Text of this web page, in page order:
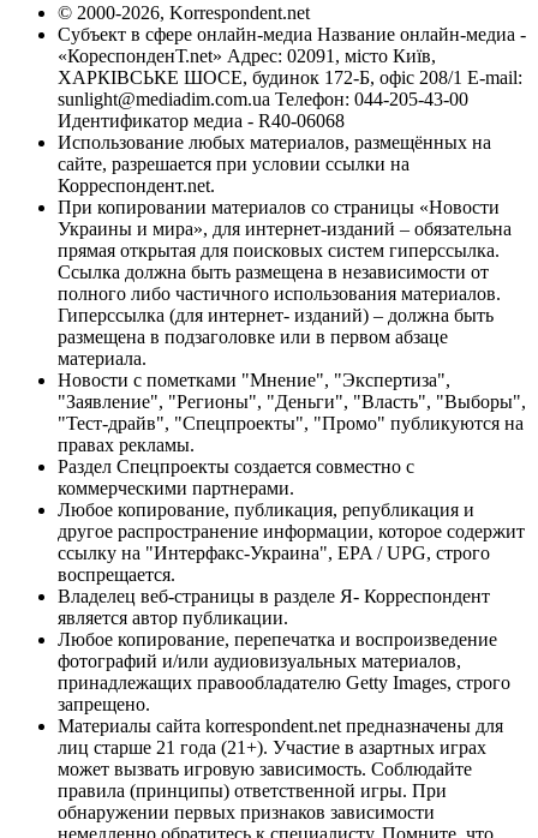
© 2000-2026, Korrespondent.net
Субъект в сфере онлайн-медиа Название онлайн-медиа -
«КореспонденТ.net» Адрес: 02091, місто Київ,
ХАРКІВСЬКЕ ШОСЕ, будинок 172-Б, офіс 208/1 E-mail:
sunlight@mediadim.com.ua Телефон: 044-205-43-00
Идентификатор медиа - R40-06068
Использование любых материалов, размещённых на
сайте, разрешается при условии ссылки на
Корреспондент.net.
При копировании материалов со страницы «Новости
Украины и мира», для интернет-изданий – обязательна
прямая открытая для поисковых систем гиперссылка.
Ссылка должна быть размещена в независимости от
полного либо частичного использования материалов.
Гиперссылка (для интернет- изданий) – должна быть
размещена в подзаголовке или в первом абзаце
материала.
Новости с пометками "Мнение", "Экспертиза",
"Заявление", "Регионы", "Деньги", "Власть", "Выборы",
"Тест-драйв", "Спецпроекты", "Промо" публикуются на
правах рекламы.
Раздел Спецпроекты создается совместно с
коммерческими партнерами.
Любое копирование, публикация, републикация и
другое распространение информации, которое содержит
ссылку на "Интерфакс-Украина", EPA / UPG, строго
воспрещается.
Владелец веб-страницы в разделе Я- Корреспондент
является автор публикации.
Любое копирование, перепечатка и воспроизведение
фотографий и/или аудиовизуальных материалов,
принадлежащих правообладателю Getty Images, строго
запрещено.
Материалы сайта korrespondent.net предназначены для
лиц старше 21 года (21+). Участие в азартных играх
может вызвать игровую зависимость. Соблюдайте
правила (принципы) ответственной игры. При
обнаружении первых признаков зависимости
немедленно обратитесь к специалисту. Помните, что